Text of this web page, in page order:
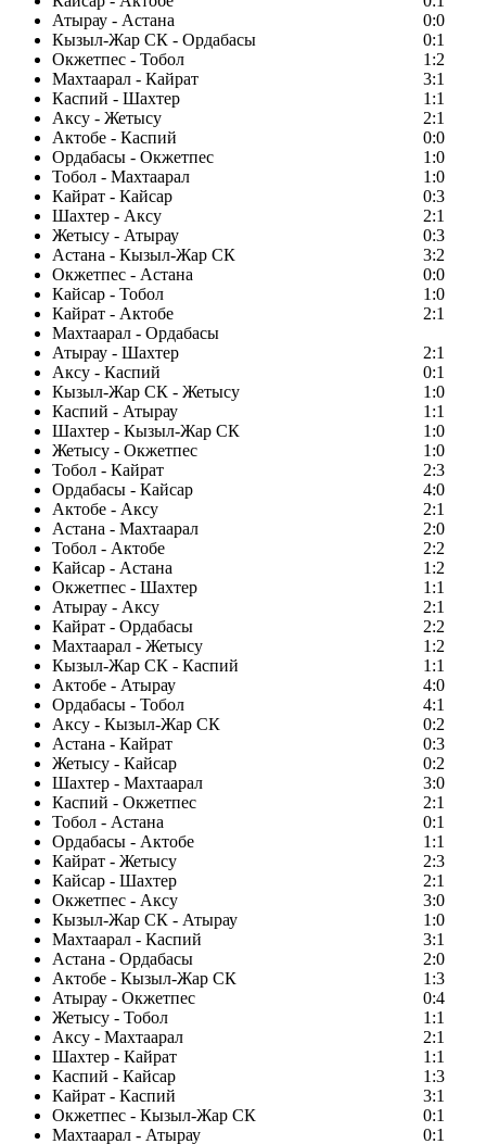
Атырау - Астана
0:0
Кызыл-Жар СК - Ордабасы
0:1
Окжетпес - Тобол
1:2
Махтаарал - Кайрат
3:1
Каспий - Шахтер
1:1
Аксу - Жетысу
2:1
Актобе - Каспий
0:0
Ордабасы - Окжетпес
1:0
Тобол - Махтаарал
1:0
Кайрат - Кайсар
0:3
Шахтер - Аксу
2:1
Жетысу - Атырау
0:3
Астана - Кызыл-Жар СК
3:2
Окжетпес - Астана
0:0
Кайсар - Тобол
1:0
Кайрат - Актобе
2:1
Махтаарал - Ордабасы
Атырау - Шахтер
2:1
Аксу - Каспий
0:1
Кызыл-Жар СК - Жетысу
1:0
Каспий - Атырау
1:1
Шахтер - Кызыл-Жар СК
1:0
Жетысу - Окжетпес
1:0
Тобол - Кайрат
2:3
Ордабасы - Кайсар
4:0
Актобе - Аксу
2:1
Астана - Махтаарал
2:0
Тобол - Актобе
2:2
Кайсар - Астана
1:2
Окжетпес - Шахтер
1:1
Атырау - Аксу
2:1
Кайрат - Ордабасы
2:2
Махтаарал - Жетысу
1:2
Кызыл-Жар СК - Каспий
1:1
Актобе - Атырау
4:0
Ордабасы - Тобол
4:1
Аксу - Кызыл-Жар СК
0:2
Астана - Кайрат
0:3
Жетысу - Кайсар
0:2
Шахтер - Махтаарал
3:0
Каспий - Окжетпес
2:1
Тобол - Астана
0:1
Ордабасы - Актобе
1:1
Кайрат - Жетысу
2:3
Кайсар - Шахтер
2:1
Окжетпес - Аксу
3:0
Кызыл-Жар СК - Атырау
1:0
Махтаарал - Каспий
3:1
Астана - Ордабасы
2:0
Актобе - Кызыл-Жар СК
1:3
Атырау - Окжетпес
0:4
Жетысу - Тобол
1:1
Аксу - Махтаарал
2:1
Шахтер - Кайрат
1:1
Каспий - Кайсар
1:3
Кайрат - Каспий
3:1
Окжетпес - Кызыл-Жар СК
0:1
Махтаарал - Атырау
0:1